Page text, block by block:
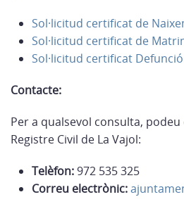
Sol·licitud certificat de
Sol·licitud certificat de
Sol·licitud certificat Defunció
Contacte:
Per a qualsevol consulta,
Registre Civil de La Vajol:
Telèfon:972 535 325
Correu electrònic: